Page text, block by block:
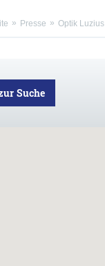
Presse Optik Luzius
Suche